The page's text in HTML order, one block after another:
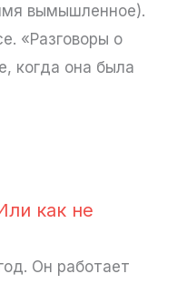
вымышленное).
«Разговоры о
когда она была
как не
Он работает